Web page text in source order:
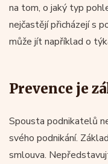
na tom, o jaký typ
nejčastějí přicházejí s
může jít například o
Prevence je
Spousta podnikatelů
svého podnikání.
smlouva.